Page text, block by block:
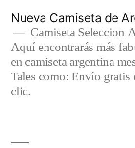
contenido
Nueva Camiseta de
Camiseta Seleccion
Aquí encontrarás más
en camiseta argentina
Tales como: Envío gratis
clic.